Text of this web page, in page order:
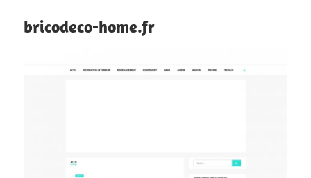
bricodeco-home.fr